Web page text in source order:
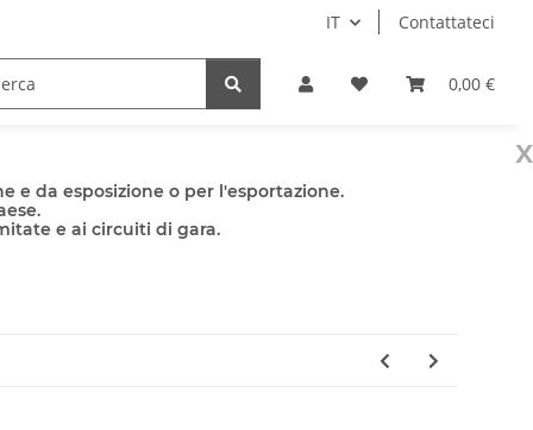
IT Contattateci
0,00 €
x
da esposizione o per l'esportazione.
e ai circuiti di gara.